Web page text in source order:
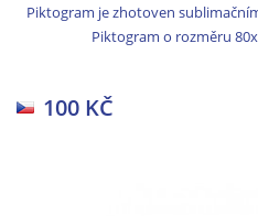
Piktogram je zhotoven
Piktogram o rozměru
100 KČ